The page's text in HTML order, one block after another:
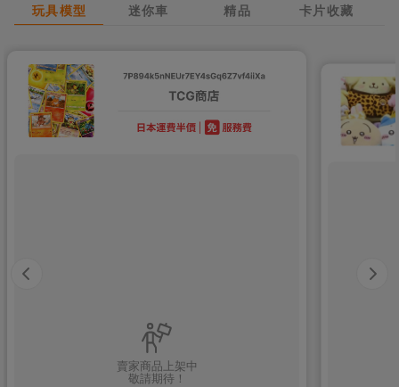
玩具模型 迷你車 精品 卡片收藏
賣家商品上架中
敬請期待！